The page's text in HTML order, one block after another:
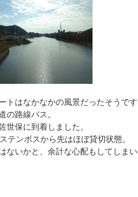
トはなかなかの風景だったそうです
の路線バス。
世保に到着しました。
テンボスから先はほぼ貸切状態。
ないかと、余計な心配もしてしまい